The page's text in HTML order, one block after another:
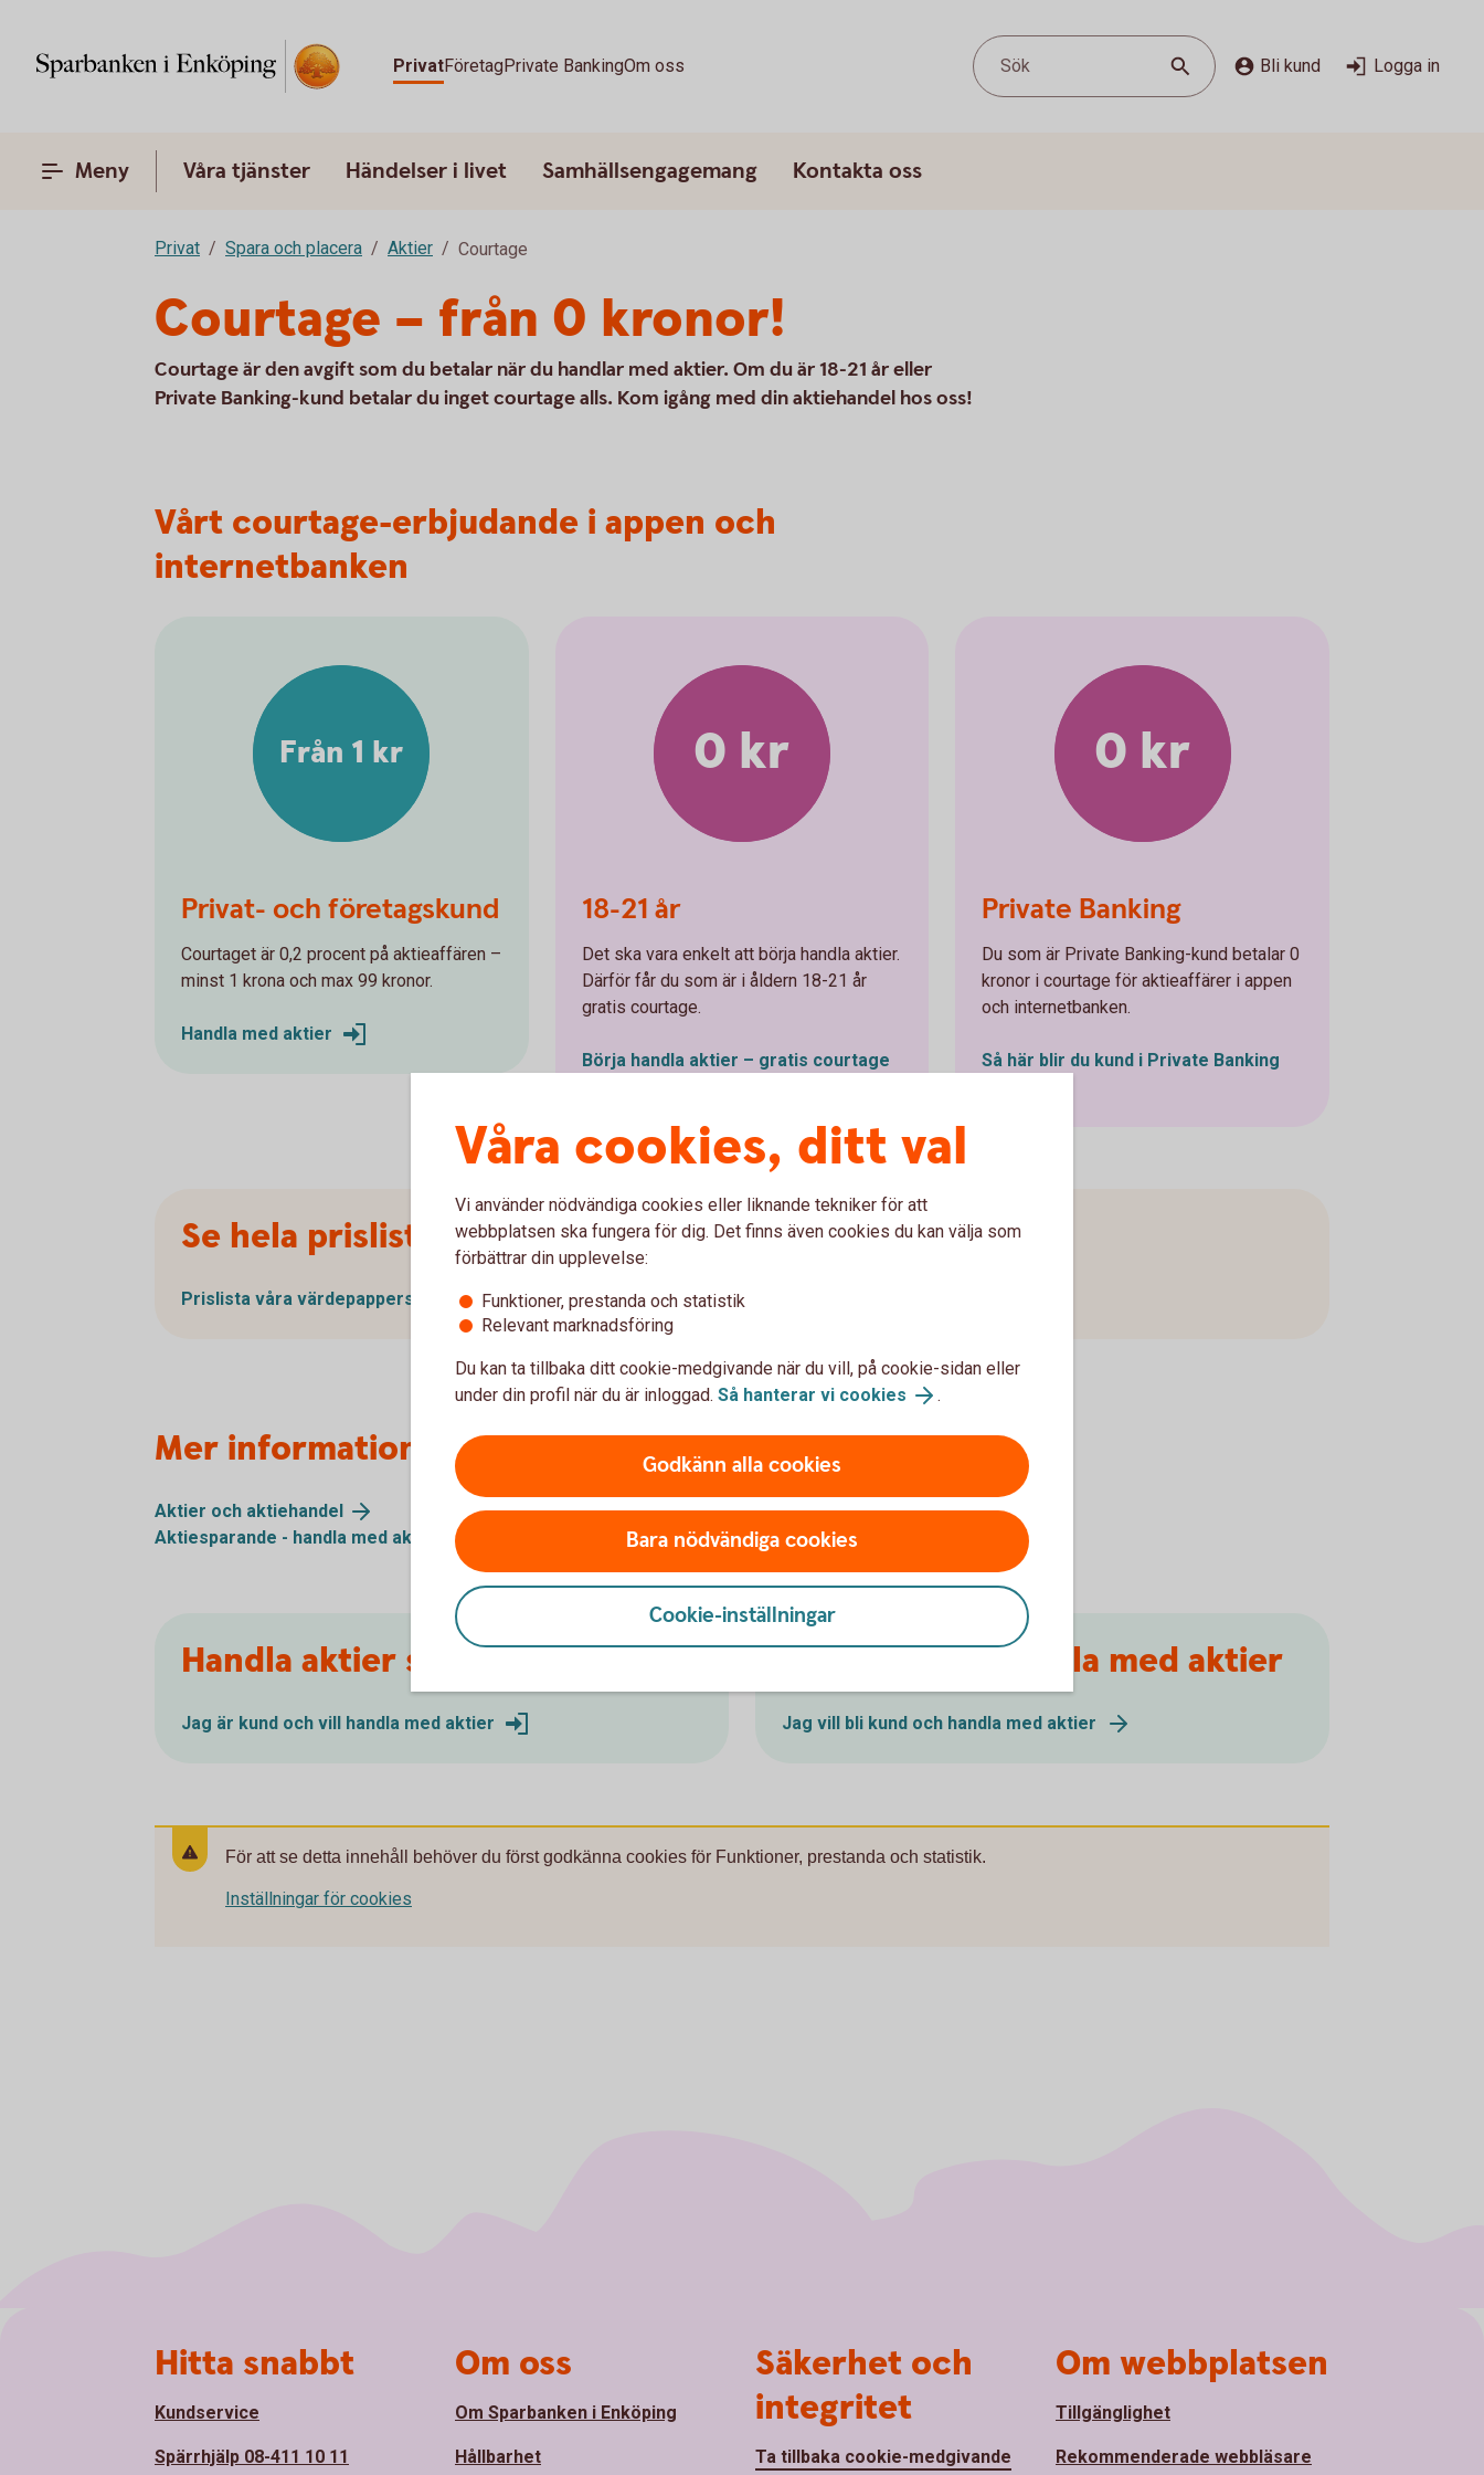
PrivatFöretagPrivate BankingOm oss Sök Bli kund Logga in
Meny Våra tjänster Händelser i livet Samhällsengagemang Kontakta oss
Privat Spara och placera Aktier Courtage
Courtage – från 0 kronor!
Courtage är den avgift som du betalar när du handlar med aktier. Om du är 18-21 år eller
Private Banking-kund betalar du inget courtage alls. Kom igång med din aktiehandel hos oss!
Vårt courtage-erbjudande i appen och
internetbanken
Från 1 kr
Privat- och företagskund
Courtaget är 0,2 procent på aktieaffären –
minst 1 krona och max 99 kronor.
Handla med aktier
0 kr
18-21 år
Det ska vara enkelt att börja handla aktier.
Därför får du som är i åldern 18-21 år
gratis courtage.
Börja handla aktier – gratis courtage
0 kr
Private Banking
Du som är Private Banking-kund betalar 0
kronor i courtage för aktieaffärer i appen
och internetbanken.
Så här blir du kund i Private Banking
Se hela prislistan för värdepappershandel
Prislista våra värdepapperstjänster
Mer information
Aktier och aktiehandel
Aktiesparande - handla med aktier
Handla aktier som kund
Jag är kund och vill handla med aktier
Bli kund och handla med aktier
Jag vill bli kund och handla med aktier
För att se detta innehåll behöver du först godkänna cookies för Funktioner, prestanda och statistik.
Inställningar för cookies
Våra cookies, ditt val
Vi använder nödvändiga cookies eller liknande tekniker för att
webbplatsen ska fungera för dig. Det finns även cookies du kan välja som
förbättrar din upplevelse:
Funktioner, prestanda och statistik
Relevant marknadsföring
Du kan ta tillbaka ditt cookie-medgivande när du vill, på cookie-sidan eller
under din profil när du är inloggad. Så hanterar vi cookies .
Godkänn alla cookies
Bara nödvändiga cookies
Cookie-inställningar
Hitta snabbt
Kundservice
Spärrhjälp 08-411 10 11
Om oss
Om Sparbanken i Enköping
Hållbarhet
Säkerhet och
integritet
Ta tillbaka cookie-medgivande
Om webbplatsen
Tillgänglighet
Rekommenderade webbläsare